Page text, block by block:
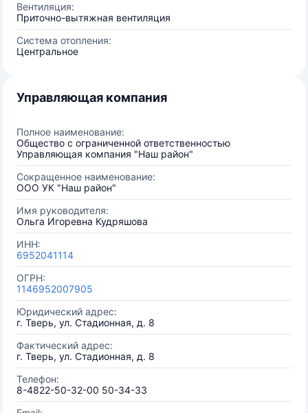
Вентиляция:
Приточно-вытяжная вентиляция
Система отопления:
Центральное
Управляющая компания
Полное наименование:
Общество с ограниченной ответственностью
Управляющая компания "Наш район"
Сокращенное наименование:
ООО УК "Наш район"
Имя руководителя:
Ольга Игоревна Кудряшова
ИНН:
6952041114
ОГРН:
1146952007905
Юридический адрес:
г. Тверь, ул. Стадионная, д. 8
Фактический адрес:
г. Тверь, ул. Стадионная, д. 8
Телефон:
8-4822-50-32-00 50-34-33